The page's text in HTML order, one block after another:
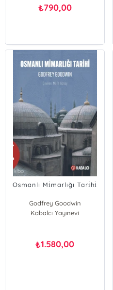
₺790,00
Osmanlı Mi̇marlığı Tari̇hi̇
Godfrey Goodwin
Kabalcı Yayınevi
₺1.580,00